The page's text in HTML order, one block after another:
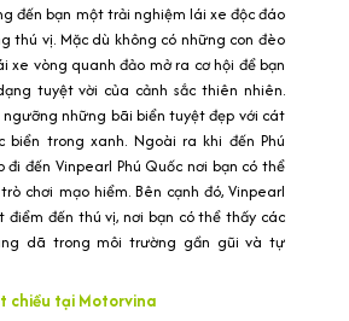
đến bạn một trải nghiệm lái xe độc đáo
thú vị. Mặc dù không có những con đèo
xe vòng quanh đảo mở ra cơ hội để bạn
tuyệt vời của cảnh sắc thiên nhiên.
ngưỡng những bãi biển tuyệt đẹp với cát
biển trong xanh. Ngoài ra khi đến Phú
đi đến Vinpearl Phú Quốc nơi bạn có thể
chơi mạo hiểm. Bên cạnh đó, Vinpearl
điểm đến thú vị, nơi bạn có thể thấy các
dã trong môi trường gần gũi và tự
chiều tại Motorvina